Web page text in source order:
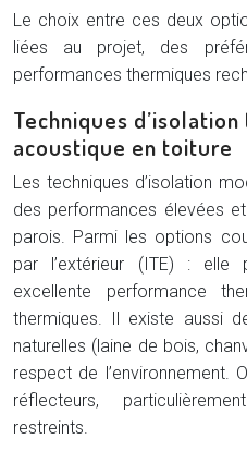
Le choix entre ces deux
liées au projet, des
performances thermiques
Techniques
acoustique en toiture
Les techniques d’isolation
des performances élevées
parois. Parmi les options
par l’extérieur (ITE) : elle
excellente performance
thermiques. Il existe aussi
naturelles (laine de bois,
respect de l’environnement.
réflecteurs,
restreints.